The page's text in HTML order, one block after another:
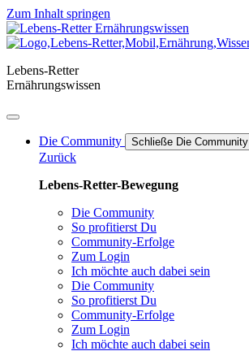
Zum Inhalt springen
Lebens-Retter
Ernährungswissen
Die Community Schließe Die Community
Zurück
Lebens-Retter-Bewegung
Die Community
So profitierst Du
Community-Erfolge
Zum Login
Ich möchte auch dabei sein
Die Community
So profitierst Du
Community-Erfolge
Zum Login
Ich möchte auch dabei sein